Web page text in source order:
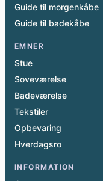
Guide til morgenkåbe
Guide til badekåbe
EMNER
Stue
Soveværelse
Badeværelse
Tekstiler
Opbevaring
Hverdagsro
INFORMATION